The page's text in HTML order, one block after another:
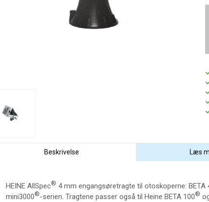
Beskrivelse Læs
HEINE AllSpec® 4 mm engangsøretragte til otoskoperne: BETA
mini3000®-serien. Tragtene passer også til Heine BETA 100®